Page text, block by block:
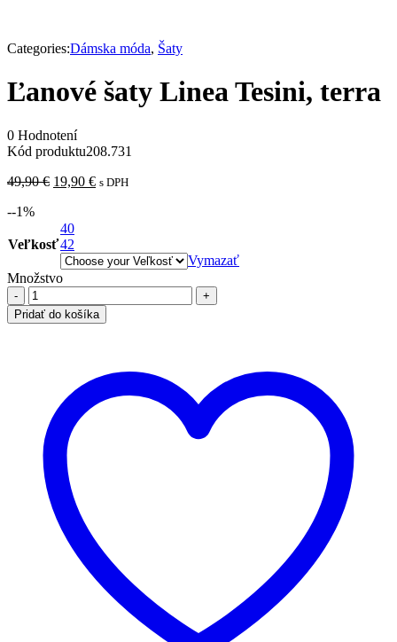
Categories:Dámska móda, Šaty
Ľanové šaty Linea Tesini, terra
0 Hodnotení
Kód produktu208.731
49,90€ Pôvodná
49,90 €.
19,90 €Aktuálna
s DPH
--1%
Veľkosť
40
42
Vymazať
Množstvo
množstvo
Ľanové
šaty
Pridať do košíka